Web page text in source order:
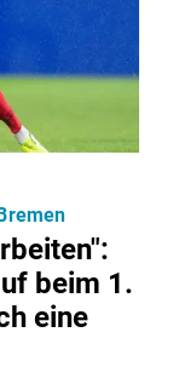
beim 1.
eine